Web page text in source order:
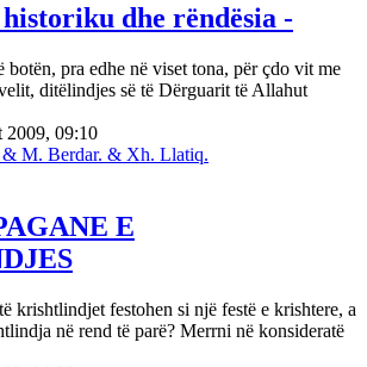
dhe rëndësia -
botën, pra edhe në viset tona, për çdo vit me
ditëlindjes së të Dërguarit të Allahut
2009, 09:10
M. Berdar. & Xh. Llatiq.
E
krishtlindjet festohen si një festë e krishtere, a
në rend të parë? Merrni në konsideratë